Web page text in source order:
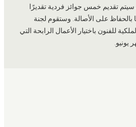
سيتم تقديم خمس جوائز فردية تقديرًا
بالحفاظ على الأصالة. وستقوم لجنة
للفنون باختيار الأعمال الرابحة التي